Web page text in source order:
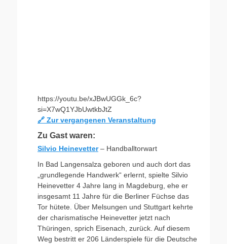
https://youtu.be/xJBwUGGk_6c?
si=X7wQ1YJbUwtkbJtZ
🔗 Zur vergangenen Veranstaltung
Zu Gast waren:
Silvio Heinevetter– Handballtorwart
In Bad Langensalza geboren und auch dort das
„grundlegende Handwerk“ erlernt, spielte Silvio
Heinevetter 4 Jahre lang in Magdeburg, ehe er
insgesamt 11 Jahre für die Berliner Füchse das
Tor hütete. Über Melsungen und Stuttgart kehrte
der charismatische Heinevetter jetzt nach
Thüringen, sprich Eisenach, zurück. Auf diesem
Weg bestritt er 206 Länderspiele für die Deutsche